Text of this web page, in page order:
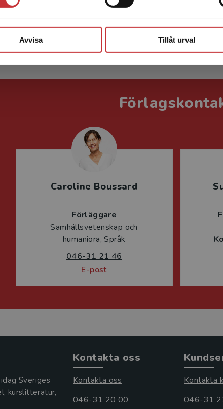
Avvisa Tillåt urval
Ulla Stroh-Wollin undervisar
forskar i grammatik vid
Instutitionen för nordiska
Caroline Boussard
Förläggare
Samhällsvetenskap och
humaniora, Språk
046-31 21 46
E-post
Sveriges
kurslitteratur,
Kontakta oss
Kontakta oss
046-31 20 00
Kontakta
046-31